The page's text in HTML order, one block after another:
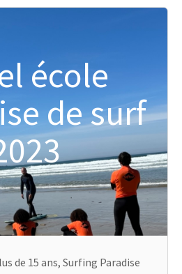
école
de surf
de 15 ans, Surfing Paradise